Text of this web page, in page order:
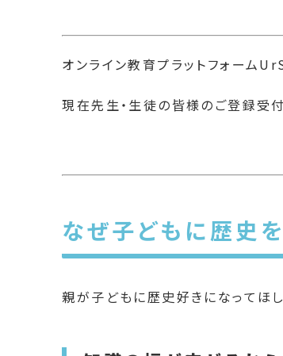
オンライン教育プラットフォーム
現在先生・生徒の皆様のご登録受
なぜ子どもに歴史
親が子どもに歴史好きになってほ